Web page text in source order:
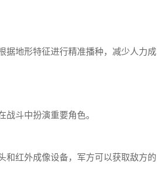
据地形特征进行精准播种，减少人力成
斗中扮演重要角色。
和红外成像设备，军方可以获取敌方的